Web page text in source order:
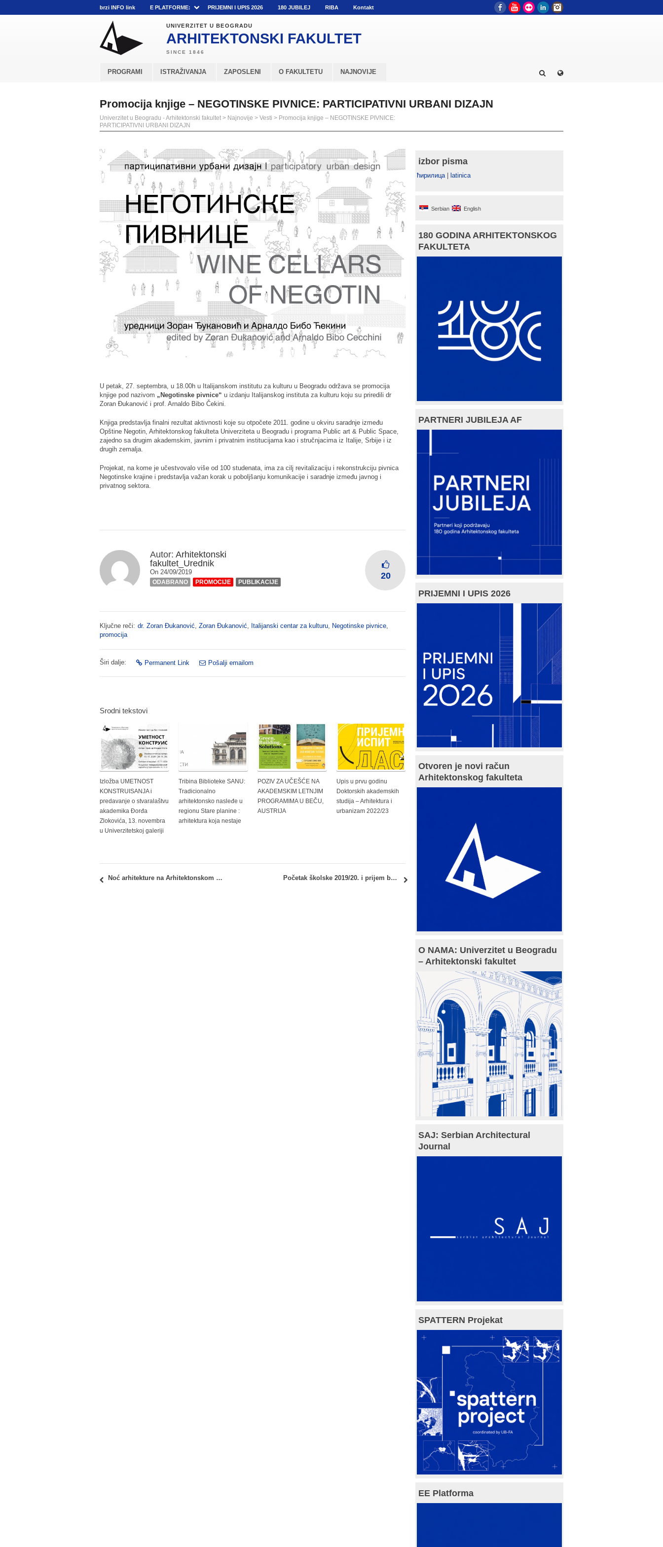
brzi INFO link E PLATFORME: PRIJEMNI I UPIS 2026 180 JUBILEJ RIBA Kontakt FacebookYouTube
Flickr LinkedIn
UNIVERZITET U BEOGRADU
ARHITEKTONSKI FAKULTET
PROGRAMI ISTRAŽIVANJA ZAPOSLENI O FAKULTETU NAJNOVIJE
Promocija knjige – NEGOTINSKE PIVNICE: PARTICIPATIVNI URBANI DIZAJN
Univerzitet u Beogradu - Arhitektonski fakultet > Najnovije > Vesti > Promocija knjige – NEGOTINSKE PIVNICE:
PARTICIPATIVNI URBANI DIZAJN
U petak, 27. septembra, u 18.00h u Italijanskom institutu za kulturu u Beogradu održava se promocija
knjige pod nazivom „Negotinske pivnice“ u izdanju Italijanskog instituta za kulturu koju su priredili dr
Zoran Đukanović i prof. Arnaldo Bibo Čekini.
Knjiga predstavlja finalni rezultat aktivnosti koje su otpočete 2011. godine u okviru saradnje između
Opštine Negotin, Arhitektonskog fakulteta Univerziteta u Beogradu i programa Public art & Public Space,
zajedno sa drugim akademskim, javnim i privatnim institucijama kao i stručnjacima iz Italije, Srbije i iz
drugih zemalja.
Projekat, na kome je učestvovalo više od 100 studenata, ima za cilj revitalizaciju i rekonstrukciju pivnica
Negotinske krajine i predstavlja važan korak u poboljšanju komunikacije i saradnje između javnog i
privatnog sektora.
Autor: Arhitektonski
fakultet_Urednik
On 24/09/2019
ODABRANO PROMOCIJE PUBLIKACIJE
20
Ključne reči: dr. Zoran Đukanović, Zoran Đukanović, Italijanski centar za kulturu, Negotinske pivnice,
promocija
Širi dalje: Permanent Link Pošalji emailom
Srodni tekstovi
Izložba UMETNOST
KONSTRUISANJA i
predavanje o stvaralaštvu
akademika Đorđa
Zlokovića, 13. novembra
u Univerzitetskoj galeriji
Tribina Biblioteke SANU:
Tradicionalno
arhitektonsko nasleđe u
regionu Stare planine :
arhitektura koja nestaje
POZIV ZA UČEŠĆE NA
AKADEMSKIM LETNJIM
PROGRAMIMA U BEČU,
AUSTRIJA
Upis u prvu godinu
Doktorskih akademskih
studija – Arhitektura i
urbanizam 2022/23
Noć arhitekture na Arhitektonskom fakultetu – 01.10.2019. (18.00 – 00.00h) Početak školske 2019/20. i prijem brucoša
izbor pisma
ћирилица| latinica
Serbian English
180 GODINA ARHITEKTONSKOG
FAKULTETA
PARTNERI JUBILEJA AF
PRIJEMNI I UPIS 2026
Otvoren je novi račun
Arhitektonskog fakulteta
O NAMA: Univerzitet u Beogradu
– Arhitektonski fakultet
SAJ: Serbian Architectural
Journal
SPATTERN Projekat
EE Platforma